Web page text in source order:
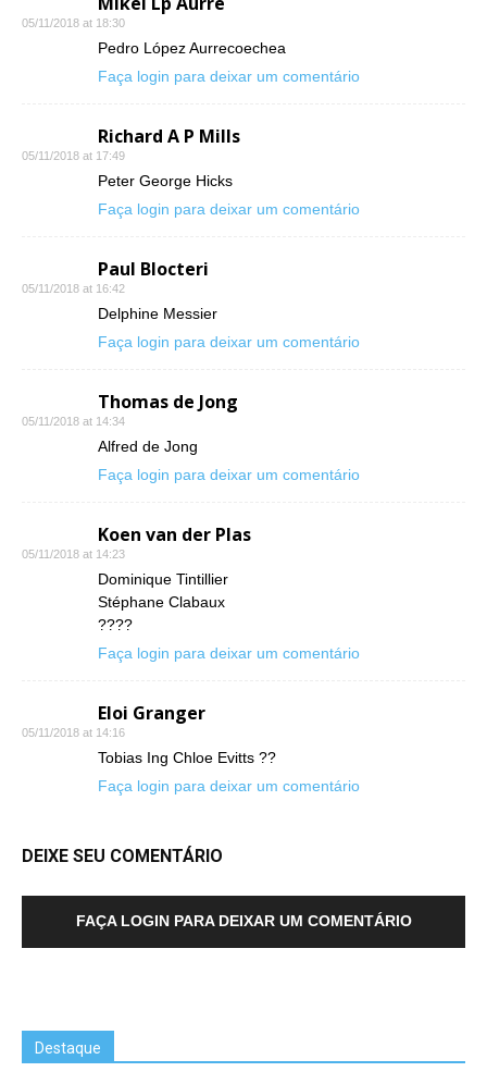
05/11/2018 at 18:30
Pedro López Aurrecoechea
Faça login para deixar um comentário
Richard A P Mills
05/11/2018 at 17:49
Peter George Hicks
Faça login para deixar um comentário
Paul Blocteri
05/11/2018 at 16:42
Delphine Messier
Faça login para deixar um comentário
Thomas de Jong
05/11/2018 at 14:34
Alfred de Jong
Faça login para deixar um comentário
Koen van der Plas
05/11/2018 at 14:23
Dominique Tintillier
Stéphane Clabaux
????
Faça login para deixar um comentário
Eloi Granger
05/11/2018 at 14:16
Tobias Ing Chloe Evitts ??
Faça login para deixar um comentário
DEIXE SEU COMENTÁRIO
FAÇA LOGIN PARA DEIXAR UM COMENTÁRIO
Destaque